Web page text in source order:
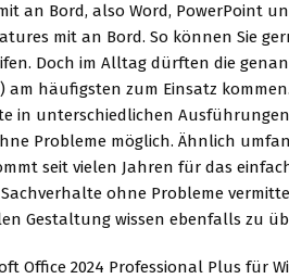
an Bord, also Word, PowerPoint
mit an Bord. So können Sie
Doch im Alltag dürften die
am häufigsten zum Einsatz
in unterschiedlichen
Probleme möglich. Ähnlich
seit vielen Jahren für das
ohne Probleme
Gestaltung wissen ebenfalls zu
Office 2024 Professional Plus für